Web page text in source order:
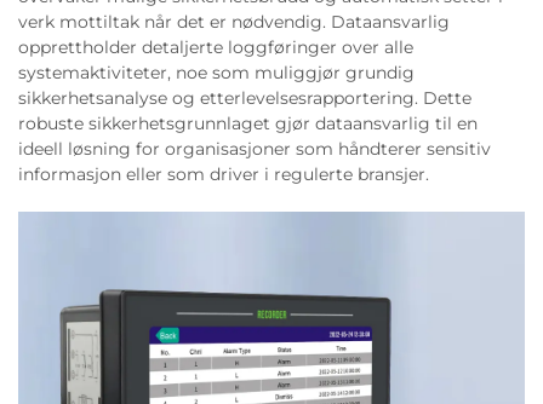
verk mottiltak når det er nødvendig. Dataansvarlig
opprettholder detaljerte loggføringer over alle
systemaktiviteter, noe som muliggjør grundig
sikkerhetsanalyse og etterlevelsesrapportering. Dette
robuste sikkerhetsgrunnlaget gjør dataansvarlig til en
ideell løsning for organisasjoner som håndterer sensitiv
informasjon eller som driver i regulerte bransjer.